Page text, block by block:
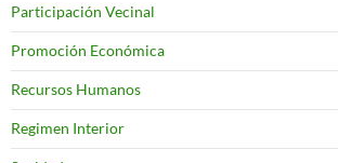
Participación Vecinal
Promoción Económica
Recursos Humanos
Regimen Interior